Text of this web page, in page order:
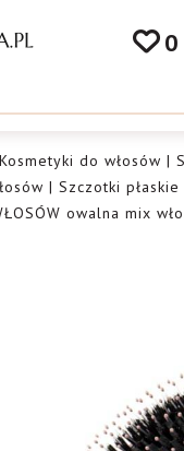
0
Kosmetyki do włosów |
| Szczotki płaskie
owalna mix